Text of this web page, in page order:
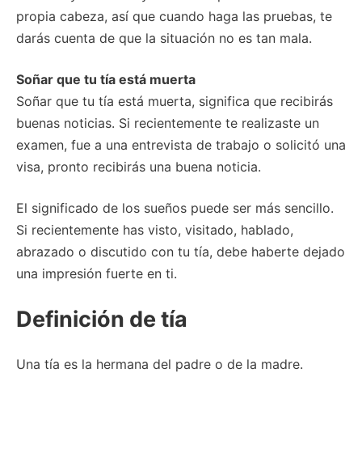
propia cabeza, así que cuando haga las pruebas, te
darás cuenta de que la situación no es tan mala.
Soñar que tu tía está muerta
Soñar que tu tía está muerta, significa que recibirás
buenas noticias. Si recientemente te realizaste un
examen, fue a una entrevista de trabajo o solicitó una
visa, pronto recibirás una buena noticia.
El significado de los sueños puede ser más sencillo.
Si recientemente has visto, visitado, hablado,
abrazado o discutido con tu tía, debe haberte dejado
una impresión fuerte en ti.
Definición de tía
Una tía es la hermana del padre o de la madre.